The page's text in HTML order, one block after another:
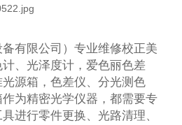
有限公司）专业维修校正美
、光泽度计，爱色丽色差
源箱，色差仪、分光测色
为精密光学仪器，都需要专
进行零件更换、光路清理、